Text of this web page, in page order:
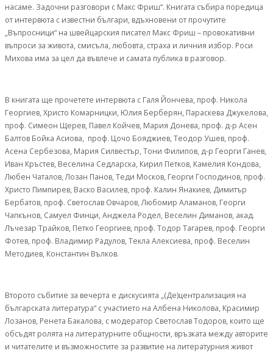
насаме. Задочни разговори с Макс Фриш“. Книгата събира поредица
от интервюта с известни българи, вдъхновени от прочутите
„Въпросници“ на швейцарския писател Макс Фриш – провокативни
въпроси за живота, смисъла, любовта, страха и личния избор. Роси
Михова има за цел да въвлече и самата публика в разговор.
В книгата ще прочетете интервюта с Галя Йончева, проф. Никола
Георгиев, Христо Комарницки, Юлия Берберян, Параскева Джукелова,
проф. Симеон Щерев, Павел Койчев, Мария Донева, проф. д-р Асен
Балтов Бойка Асиова, проф. Цочо Бояджиев, Теодор Ушев, проф.
Асена Сербезова, Мария Силвестър, Тони Филипов, д-р Георги Ганев,
Иван Кръстев, Веселина Седларска, Кирил Петков, Камелия Кондова,
Любен Чаталов, Лозан Панов, Теди Москов, Георги Господинов, проф.
Христо Пимпирев, Васко Василев, проф. Калин Янакиев, Димитър
Бербатов, проф. Светослав Овчаров, Любомир Аламанов, Георги
Чапкънов, Самуел Финци, Анджела Родел, Веселин Диманов, акад.
Лъчезар Трайков, Петко Георгиев, проф. Тодор Тагарев, проф. Георги
Фотев, проф. Владимир Радулов, Текла Алексиева, проф. Веселин
Методиев, Константин Вълков.
Второто събитие за вечерта е дискусията „(Де)централизация на
българската литература“ с участието на Албена Николова, Красимир
Лозанов, Ренета Бакалова, с модератор Светослав Тодоров, които ще
обсъдят ролята на литературните общности, връзката между авторите
и читателите и възможностите за развитие на литературния живот